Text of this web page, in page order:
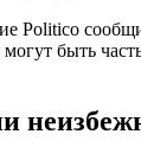
Politico
быть